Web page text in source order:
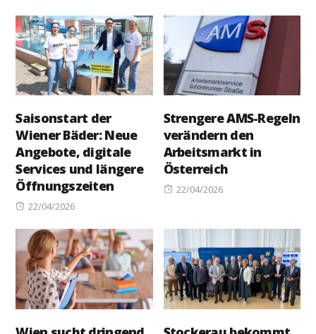
Saisonstart der
Wiener Bäder: Neue
Angebote, digitale
Services und längere
Öffnungszeiten
Posted
22/04/2026
Strengere AMS-Regeln
verändern den
Arbeitsmarkt in
Österreich
Posted
22/04/2026